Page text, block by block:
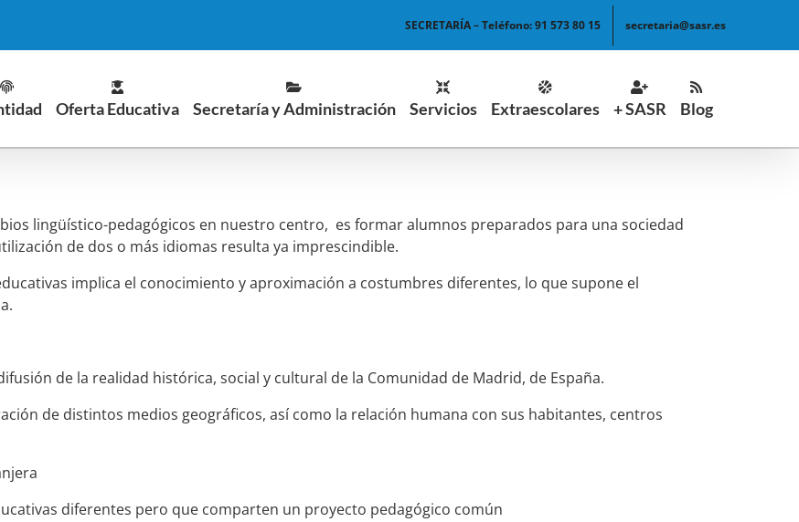
SECRETARÍA – Teléfono: 91 573 80 15 secretaria@sasr.es
Oferta Educativa Secretaría y Administración Servicios Extraescolares + SASR Blog
lingüístico-pedagógicos en nuestro centro, es formar alumnos preparados para una sociedad
de dos o más idiomas resulta ya imprescindible.
implica el conocimiento y aproximación a costumbres diferentes, lo que supone el
de la realidad histórica, social y cultural de la Comunidad de Madrid, de España.
de distintos medios geográficos, así como la relación humana con sus habitantes, centros
diferentes pero que comparten un proyecto pedagógico común